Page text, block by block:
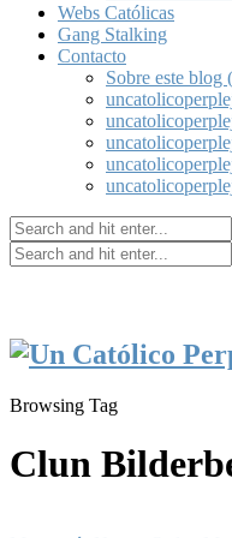
Webs Católicas
Gang Stalking
Contacto
Sobre este blog
Browsing Tag
Clun